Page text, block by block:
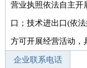
营业执照依法自主开
口；技术进出口(依
方可开展经营活动，
企业联系电话